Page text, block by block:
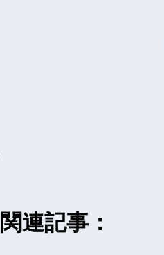
関連記事：